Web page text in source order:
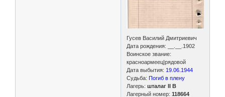
Гусев Василий Дмитриевич
Дата рождения: __.__.1902
Воинское звание:
красноармеец|рядовой
Дата выбытия: 19.06.1944
Судьба: Погиб в плену
Лагерь: шталаг II B
Лагерный номер:118664